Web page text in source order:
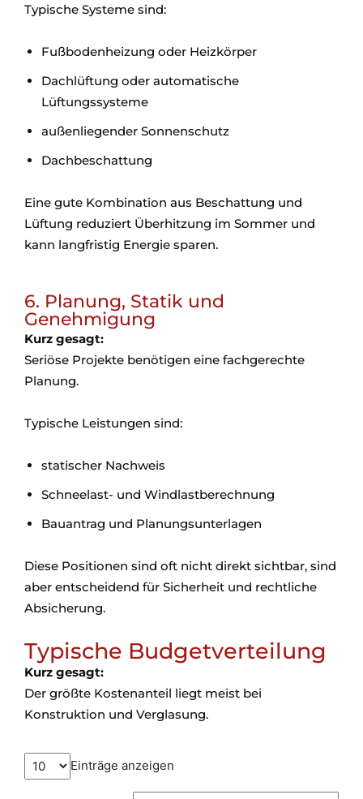
Typische Systeme sind:
Fußbodenheizung oder Heizkörper
Dachlüftung oder automatische
Lüftungssysteme
außenliegender Sonnenschutz
Dachbeschattung
Eine gute Kombination aus Beschattung und
Lüftung reduziert Überhitzung im Sommer und
kann langfristig Energie sparen.
6. Planung, Statik und
Genehmigung
Kurz gesagt:
Seriöse Projekte benötigen eine fachgerechte
Planung.
Typische Leistungen sind:
statischer Nachweis
Schneelast- und Windlastberechnung
Bauantrag und Planungsunterlagen
Diese Positionen sind oft nicht direkt sichtbar, sind
aber entscheidend für Sicherheit und rechtliche
Absicherung.
Typische Budgetverteilung
Kurz gesagt:
Der größte Kostenanteil liegt meist bei
Konstruktion und Verglasung.
Einträge anzeigen